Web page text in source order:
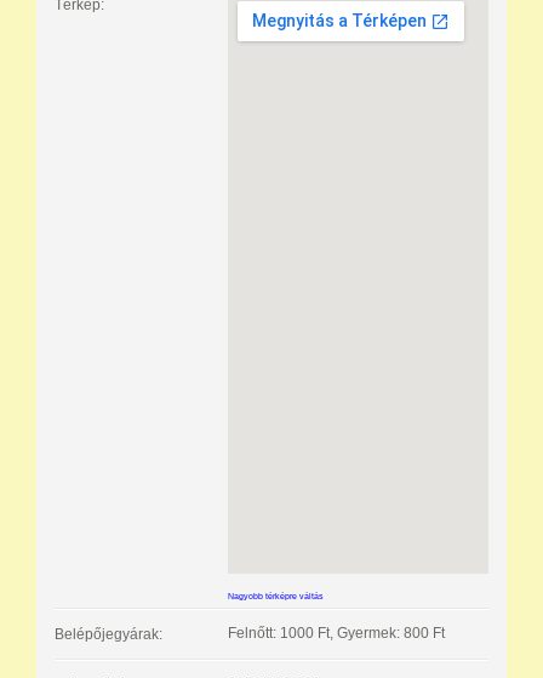
Térkép:
Nagyobb térképre váltás
Belépőjegyárak: Felnőtt: 1000 Ft, Gyermek: 800 Ft